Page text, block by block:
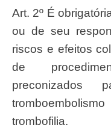
Art. 2º É obrigatória a cientificação do paciente,
ou de seu
riscos e efeitos
de
trombofilia.